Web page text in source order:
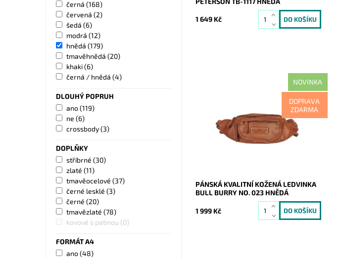
1 649 Kč
NOVINKA
DOPRAVA
ZDARMA
Velmi kvalitní pánská kožená ledvinka
Bull Burry, která disponuje mnoha
zipovými kapsičkami.
Dostupnost:
Skladem
21123
Bull Burry
PÁNSKÁ KVALITNÍ KOŽENÁ LEDVINKA
BULL BURRY NO. 023 HNĚDÁ
1 999 Kč
černá (168)
červená (2)
šedá (6)
modrá (12)
hnědá (179)
tmavěhnědá (20)
khaki(6)
černá / hnědá (4)
DLOUHÝ POPRUH
ano(119)
ne (6)
crossbody(3)
DOPLŇKY
stříbrné (30)
zlaté (11)
tmavěocelové (37)
černé lesklé (3)
černé (20)
tmavězlaté (78)
kovové s patinou (0)
FORMÁT A4
ano(48)